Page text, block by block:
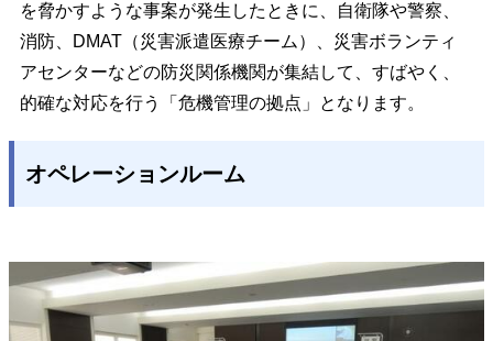
を脅かすような事案が発生したときに、自衛隊や警察、
消防、DMAT（災害派遣医療チーム）、災害ボランティ
アセンターなどの防災関係機関が集結して、すばやく、
的確な対応を行う「危機管理の拠点」となります。
オペレーションルーム